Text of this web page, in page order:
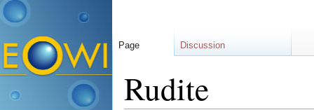
Rudite
Page Discussion